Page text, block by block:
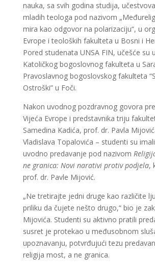
nauka, sa svih godina studija,
mladih teologa pod nazivom
mira kao odgovor na polarizaciju“, u
Evrope i teoloških fakulteta u Bosni i
Pored studenata UNSA FIN, učešće su
Katoličkog bogoslovnog fakulteta u
Pravoslavnog bogoslovskog fakulteta
Ostroški” u Foči.
Nakon uvodnog pozdravnog govora
Vijeća Evrope i predstavnika triju
Samedina Kadića, prof. dr. Pavla
Vladislava Topalovića – studenti su
uvodno predavanje pod nazivom
ne granica: Novi narativi protiv podjela,
prof. dr. Pavle Mijović.
„Ne tretirajte jedni druge kao različite
priliku da čujete nešto drugo,“ bio je
Mijovića. Studenti su aktivno pratili
susret je protekao u međusobnom
upoznavanju, potvrđujući tezu
religija most, a ne granica.